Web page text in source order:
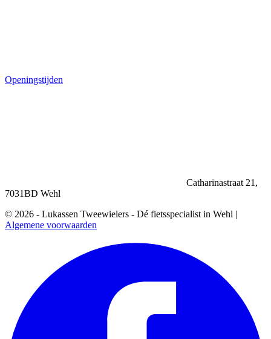
Openingstijden
Catharinastraat 21,
7031BD Wehl
© 2026 - Lukassen Tweewielers - Dé fietsspecialist in Wehl |
Algemene voorwaarden